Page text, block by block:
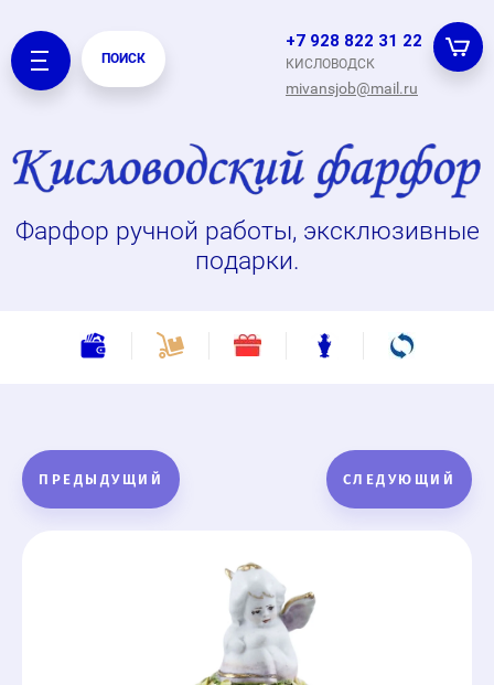
ПОИСК
Фарфор ручной работы, эксклюзивные
подарки.
+7 928 822 31 22
КИСЛОВОДСК
mivansjob@mail.ru
ПРЕДЫДУЩИЙ СЛЕДУЮЩИЙ